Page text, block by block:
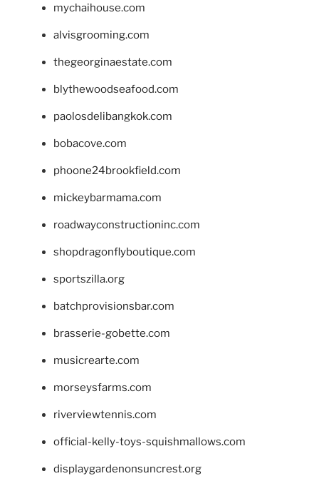
mychaihouse.com
alvisgrooming.com
thegeorginaestate.com
blythewoodseafood.com
paolosdelibangkok.com
bobacove.com
phoone24brookfield.com
mickeybarmama.com
roadwayconstructioninc.com
shopdragonflyboutique.com
sportszilla.org
batchprovisionsbar.com
brasserie-gobette.com
musicrearte.com
morseysfarms.com
riverviewtennis.com
official-kelly-toys-squishmallows.com
displaygardenonsuncrest.org